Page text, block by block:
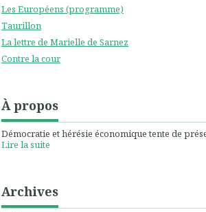
Les Européens (programme)
Taurillon
La lettre de Marielle de Sarnez
Contre la cour
À propos
Démocratie et hérésie économique tente de
Lire la suite
Archives